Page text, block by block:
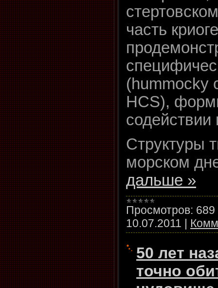
часть
(hummocky
HCS),
Структуры
морском
дальше »
Просмотров: 689
10.07.2011
50 лет
точно